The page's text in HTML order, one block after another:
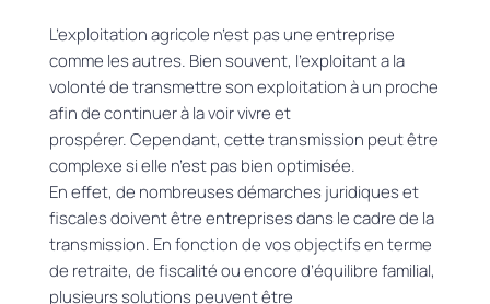
L’exploitation agricole n’est pas une entreprise
comme les autres. Bien souvent, l’exploitant a la
volonté de transmettre son exploitation à un proche
afin de continuer à la voir vivre et
prospérer.Cependant, cette transmission peut être
complexe si elle n’est pas bien optimisée.
En effet, de nombreuses démarches juridiques et
fiscales doivent être entreprises dans le cadre de la
transmission. En fonction de vos objectifs en terme
de retraite, de fiscalité ou encore d’équilibre familial,
plusieurs solutions peuvent être